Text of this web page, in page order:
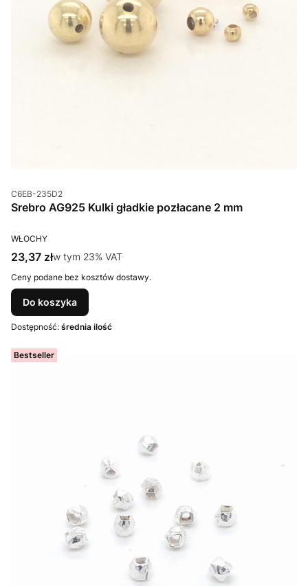
Kod produktu
C6EB-235D2
Srebro AG925 Kulki gładkie pozłacane 2 mm
PRODUCENT
WŁOCHY
Cena brutto
23,37 złw tym %s VAT
w tym 23% VAT
Ceny podane bez kosztów dostawy.
Do koszyka
Dostępność: średnia ilość
Bestseller